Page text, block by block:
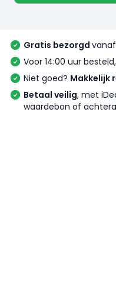
Gratis bezorgd
Voor 14:00 uur besteld,
Niet goed? Makkelijk
Betaal veilig, met
waardebon of